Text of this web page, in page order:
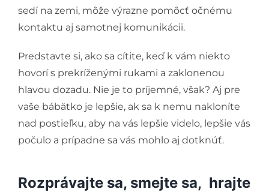
sedí na zemi, môže výrazne pomôcť očnému
kontaktu aj samotnej komunikácii.
Predstavte si, ako sa cítite, keď k vám niekto
hovorí s prekríženými rukami a zaklonenou
hlavou dozadu. Nie je to príjemné, však? Aj pre
vaše bábätko je lepšie, ak sa k nemu nakloníte
nad postieľku, aby na vás lepšie videlo, lepšie vás
počulo a prípadne sa vás mohlo aj dotknúť.
Rozprávajte sa, smejte sa, hrajte